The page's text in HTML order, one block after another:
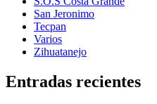
San Jeronimo
Tecpan
Varios
Zihuatanejo
Entradas recientes